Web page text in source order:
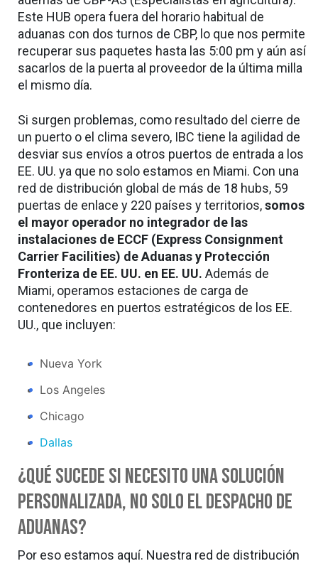
Este HUB opera fuera del horario habitual de
aduanas con dos turnos de CBP, lo que nos permite
recuperar sus paquetes hasta las 5:00 pm y aún así
sacarlos de la puerta al proveedor de la última milla
el mismo día.
Si surgen problemas, como resultado del cierre de
un puerto o el clima severo, IBC tiene la agilidad de
desviar sus envíos a otros puertos de entrada a los
EE. UU. ya que no solo estamos en Miami. Con una
red de distribución global de más de 18 hubs, 59
puertas de enlace y 220 países y territorios,somos
el mayor operador no integrador de las
instalaciones de ECCF (Express Consignment
Carrier Facilities) de Aduanas y Protección
Fronteriza de EE. UU. en EE. UU. Además de
Miami, operamos estaciones de carga de
contenedores en puertos estratégicos de los EE.
UU., que incluyen:
Nueva York
Los Angeles
Chicago
Dallas
¿Qué sucede si necesito una solución
personalizada, no solo el despacho de
aduanas?
Por eso estamos aquí. Nuestra red de distribución